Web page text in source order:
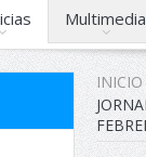
Multimedia
INICIO